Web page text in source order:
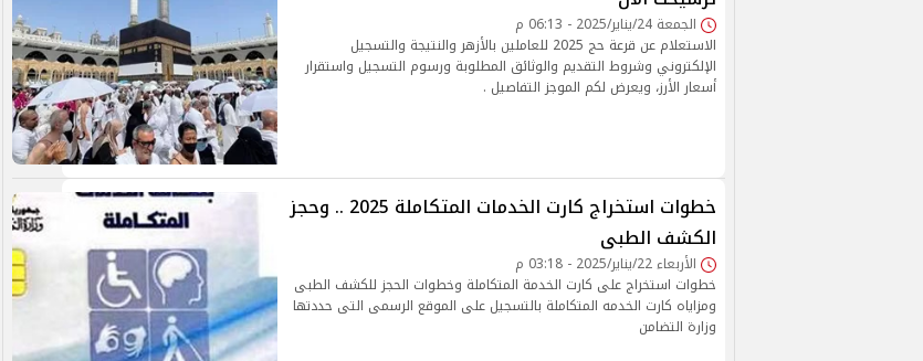
الجمعة 24/يناير/2025 - 06:13 م
الاستعلام عن قرعة حج 2025 للعاملين بالأزهر والنتيجة والتسجيل
الإلكتروني وشروط التقديم والوثائق المطلوبة ورسوم التسجيل واستقرار
أسعار الأرز، ويعرض لكم الموجز التفاصيل .
خطوات استخراج كارت الخدمات المتكاملة 2025 .. وحجز
الكشف الطبى
الأربعاء 22/يناير/2025 - 03:18 م
خطوات استخراج على كارت الخدمة المتكاملة وخطوات الحجز للكشف الطبى
ومزاياه كارت الخدمه المتكاملة بالتسجيل على الموقع الرسمى التى حددتها
وزارة التضامن